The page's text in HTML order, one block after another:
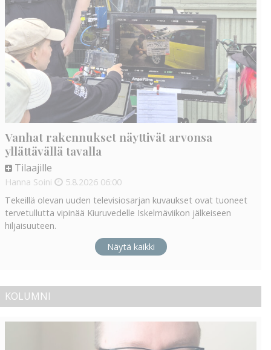
Vanhat rakennukset näyttivät arvonsa
yllättävällä tavalla
Tilaajille
Hanna Soini 5.8.2026 06:00
Tekeillä olevan uuden televisiosarjan kuvaukset ovat tuoneet
tervetullutta vipinää Kiuruvedelle Iskelmäviikon jälkeiseen
hiljaisuuteen.
Näytä kaikki
KOLUMNI